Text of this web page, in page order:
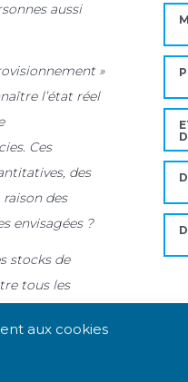
aux cookies
aussi
»
l’état réel
Ces
des
des
envisagées ?
stocks de
tous les
disposition